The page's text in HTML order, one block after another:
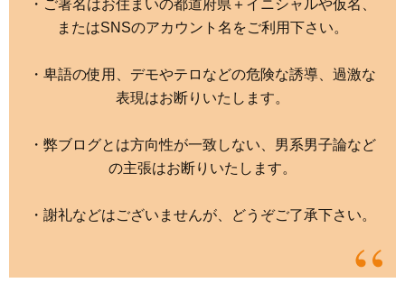
・ご署名はお住まいの都道府県＋イニシャルや仮名、
またはSNSのアカウント名をご利用下さい。
・卑語の使用、デモやテロなどの危険な誘導、過激な
表現はお断りいたします。
・弊ブログとは方向性が一致しない、男系男子論など
の主張はお断りいたします。
・謝礼などはございませんが、どうぞご了承下さい。